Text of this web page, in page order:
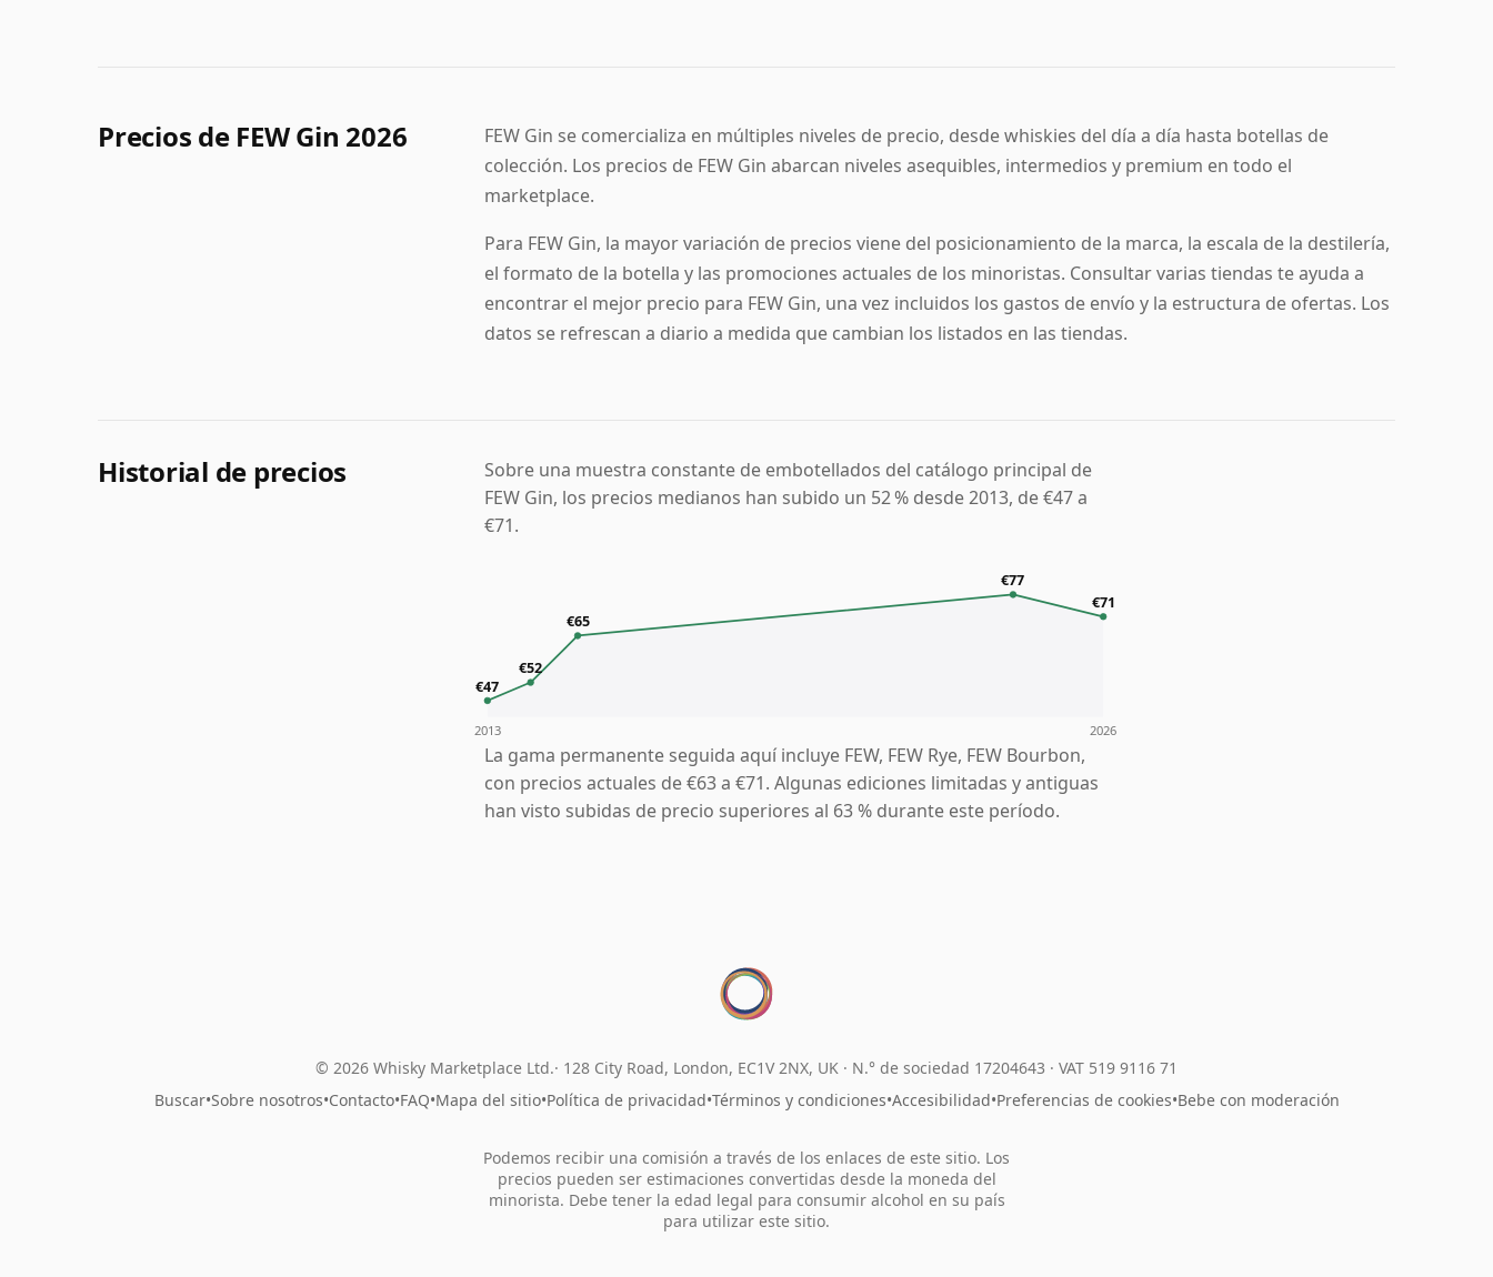
Precios de FEW Gin 2026
FEW Gin se comercializa en múltiples niveles de precio, desde whiskies del día a día hasta botellas de
colección. Los precios de FEW Gin abarcan niveles asequibles, intermedios y premium en todo el
marketplace.
Para FEW Gin, la mayor variación de precios viene del posicionamiento de la marca, la escala de la destilería,
el formato de la botella y las promociones actuales de los minoristas. Consultar varias tiendas te ayuda a
encontrar el mejor precio para FEW Gin, una vez incluidos los gastos de envío y la estructura de ofertas. Los
datos se refrescan a diario a medida que cambian los listados en las tiendas.
Historial de precios
Sobre una muestra constante de embotellados del catálogo principal de
FEW Gin, los precios medianos han subido un 52 % desde 2013, de €47 a
€71.
€47
2013
€52
€65
€77
€71
2026
La gama permanente seguida aquí incluye FEW, FEW Rye, FEW Bourbon,
con precios actuales de €63 a €71. Algunas ediciones limitadas y antiguas
han visto subidas de precio superiores al 63 % durante este período.
© 2026 Whisky Marketplace Ltd. 128 City Road, London, EC1V 2NX, UK · N.° de sociedad 17204643 · VAT 519 9116 71
Buscar•Sobre nosotros•Contacto•FAQ•Mapa del sitio•Política de privacidad•Términos y condiciones•Accesibilidad•Preferencias de cookies•Bebe con moderación
Podemos recibir una comisión a través de los enlaces de este sitio. Los
precios pueden ser estimaciones convertidas desde la moneda del
minorista. Debe tener la edad legal para consumir alcohol en su país
para utilizar este sitio.